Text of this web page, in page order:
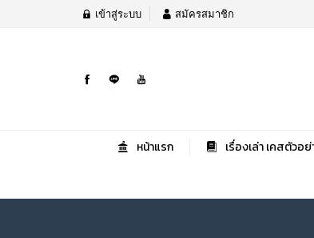
เข้าสู่ระบบ สมัครสมาชิก
หน้าแรก เรื่องเล่า เคสตัวอ